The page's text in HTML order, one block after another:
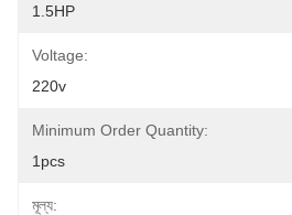
1.5HP
Voltage:
220v
Minimum Order Quantity:
1pcs
মূল্য: